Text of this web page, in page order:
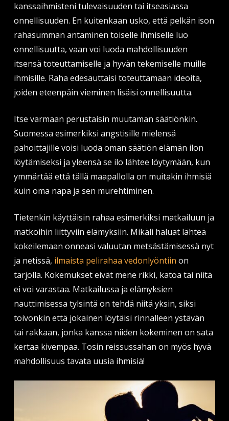
kanssaihmisteni tulevaisuuden tai itseasiassa
onnellisuuden. En kuitenkaan usko, että pelkän ison
rahasumman antaminen toiselle ihmiselle luo
onnellisuutta, vaan voi luoda mahdollisuuden
itsensä toteuttamiselle ja hyvän tekemiselle muille
ihmisille. Raha edesauttaisi toteuttamaan ideoita,
joiden eteenpäin vieminen lisäisi onnellisuutta.
Itse varmaan perustaisin muutaman säätiönkin.
Suomessa esimerkiksi angstisille mielensä
pahoittajille voisi luoda oman säätiön elämän ilon
löytämiseksi ja yleensä se ilo lähtee löytymään, kun
ymmärtää että tällä maapallolla on muitakin ihmisiä
kuin oma napa ja sen murehtiminen.
Tietenkin käyttäisin rahaa esimerkiksi matkailuun ja
matkoihin liittyviin elämyksiin. Mikäli haluat lähteä
kokeilemaan onneasi valuutan metsästämisessä nyt
ja netissä, ilmaista pelirahaa vedonlyöntiin on
tarjolla. Kokemukset eivät mene rikki, katoa tai niitä
ei voi varastaa. Matkailussa ja elämyksien
nauttimisessa tylsintä on tehdä niitä yksin, siksi
toivonkin että jokainen löytäisi rinnalleen ystävän
tai rakkaan, jonka kanssa niiden kokeminen on sata
kertaa kivempaa. Tosin reissussahan on myös hyvä
mahdollisuus tavata uusia ihmisiä!